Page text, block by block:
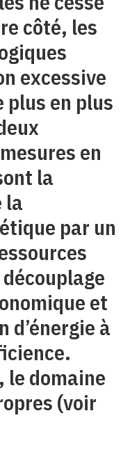
côté, les
excessive
plus en plus
en
la
la
par un
et
d’énergie à
le domaine
(voir